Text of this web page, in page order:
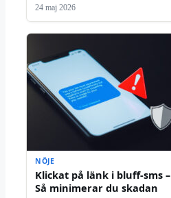
24 maj 2026
NÖJE
Klickat på länk i bluff-sms –
Så minimerar du skadan